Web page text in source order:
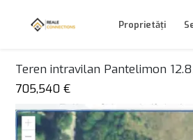
Proprietăți
Teren intravilan Pantelimon
705,540 €